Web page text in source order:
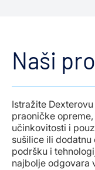
Naši
Istražite
praoničke
učinkovitosti i
sušilice ili
podršku i
najbolje odgovara